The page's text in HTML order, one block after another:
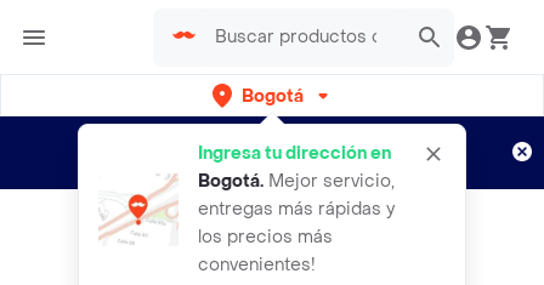
Bogotá
Ingresa tu dirección en
Bogotá. Mejor servicio,
entregas más rápidas y
los precios más
convenientes!
envíos gratis por semanas
Aplican TyC